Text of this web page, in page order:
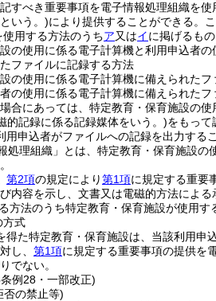
すべき重要事項を電子情報処理組織を
いう。)により提供することができる。
用する方法のうちア又はイに掲げるもの
の使用に係る電子計算機と利用申込者
ファイルに記録する方法
の使用に係る電子計算機に備えられたフ
の使用に係る電子計算機に備えられた
合にあっては、特定教育・保育施設の
的記録に係る記録媒体をいう。)をもって
用申込者がファイルへの記録を出力する
処理組織」とは、特定教育・保育施設
第2項の規定により第1項に規定する重要
内容を示し、文書又は電磁的方法による
方法のうち特定教育・保育施設が使用す
方式
得た特定教育・保育施設は、当該利用申
し、 第1項に規定する重要事項の提供を
でない。
例28・一部改正)
否の禁止等)